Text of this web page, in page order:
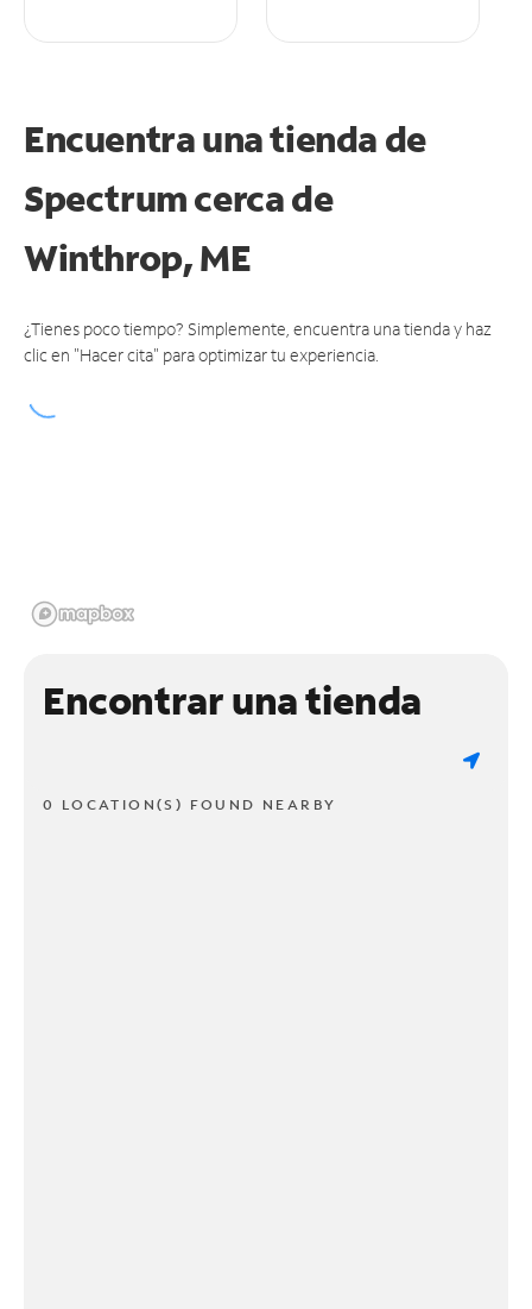
Encuentra una tienda de
Spectrumcerca de
Winthrop, ME
¿Tienes poco tiempo? Simplemente, encuentra una tienda y haz
clic en "Hacer cita" para optimizar tu experiencia.
Encontrar una tienda
0 LOCATION(S) FOUND NEARBY